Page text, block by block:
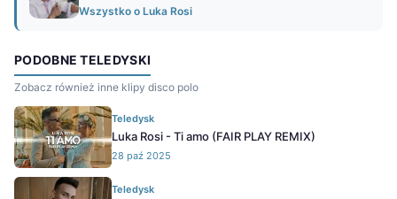
Wszystko o Luka Rosi
PODOBNE TELEDYSKI
Zobacz również inne klipy disco polo
Teledysk
Luka Rosi - Ti amo (FAIR PLAY REMIX)
28 paź 2025
Teledysk